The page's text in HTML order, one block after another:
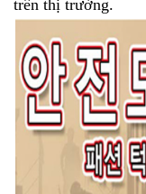
trên thị trường.